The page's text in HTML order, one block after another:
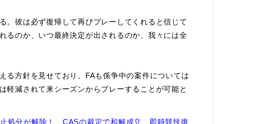
。彼は必ず復帰して再びプレーしてくれると信じて
るのか、いつ最終決定が出されるのか、我々には全
る方針を見せており、FAも係争中の案件については
軽減されて来シーズンからプレーすることが可能と
処分が解除！ CASの裁定で和解成立、即時競技復